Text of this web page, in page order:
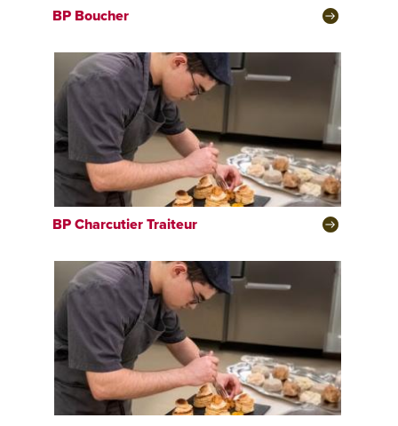
BP Boucher
BP Charcutier Traiteur